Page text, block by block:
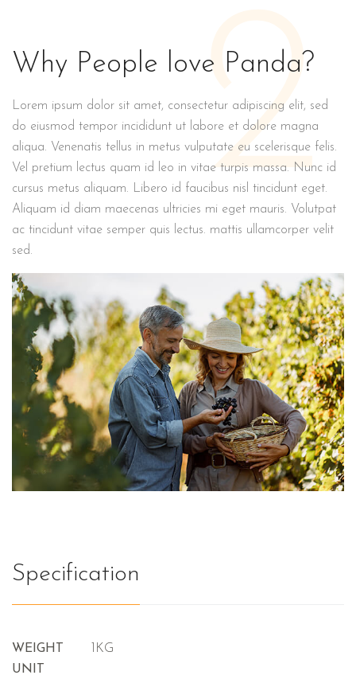
2
Why People love Panda?
Lorem ipsum dolor sit amet, consectetur adipiscing elit, sed
do eiusmod tempor incididunt ut labore et dolore magna
aliqua. Venenatis tellus in metus vulputate eu scelerisque felis.
Vel pretium lectus quam id leo in vitae turpis massa. Nunc id
cursus metus aliquam. Libero id faucibus nisl tincidunt eget.
Aliquam id diam maecenas ultricies mi eget mauris. Volutpat
ac tincidunt vitae semper quis lectus. mattis ullamcorper velit
sed.
Specification
WEIGHT
UNIT
1KG